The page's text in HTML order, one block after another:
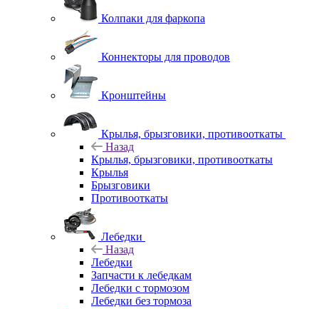
Колпаки для фаркопа
Коннекторы для проводов
Кронштейны
Крылья, брызговики, противооткаты
Назад
Крылья, брызговики, противооткаты
Крылья
Брызговики
Противооткаты
Лебедки
Назад
Лебедки
Запчасти к лебедкам
Лебедки с тормозом
Лебедки без тормоза